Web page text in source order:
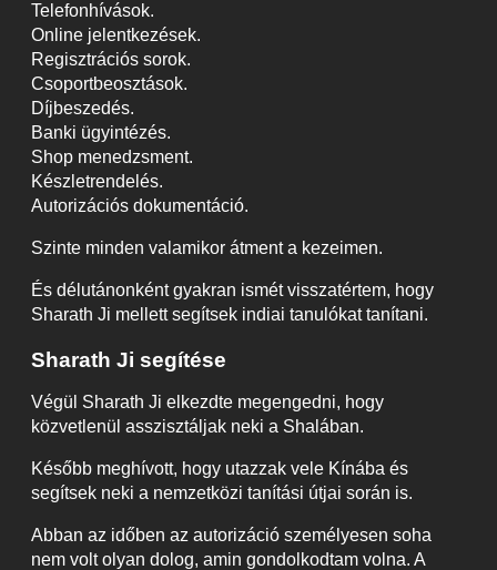
Telefonhívások.
Online jelentkezések.
Regisztrációs sorok.
Csoportbeosztások.
Díjbeszedés.
Banki ügyintézés.
Shop menedzsment.
Készletrendelés.
Autorizációs dokumentáció.
Szinte minden valamikor átment a kezeimen.
És délutánonként gyakran ismét visszatértem, hogy
Sharath Ji mellett segítsek indiai tanulókat tanítani.
Sharath Ji segítése
Végül Sharath Ji elkezdte megengedni, hogy
közvetlenül asszisztáljak neki a Shalában.
Később meghívott, hogy utazzak vele Kínába és
segítsek neki a nemzetközi tanítási útjai során is.
Abban az időben az autorizáció személyesen soha
nem volt olyan dolog, amin gondolkodtam volna. A